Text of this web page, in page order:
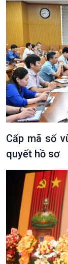
VOV1 đặc biệt
Thanh âm ký sự
Chân dung cuộc
Các chương
Cấp mã số
quyết hồ sơ